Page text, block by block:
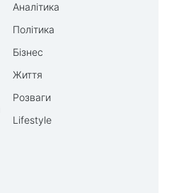
Аналітика
Політика
Бізнес
Життя
Розваги
Lifestyle